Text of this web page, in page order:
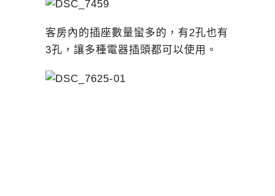
客房內的插座數量蠻多的，有2孔也有
3孔，讓多種電器插頭都可以使用。